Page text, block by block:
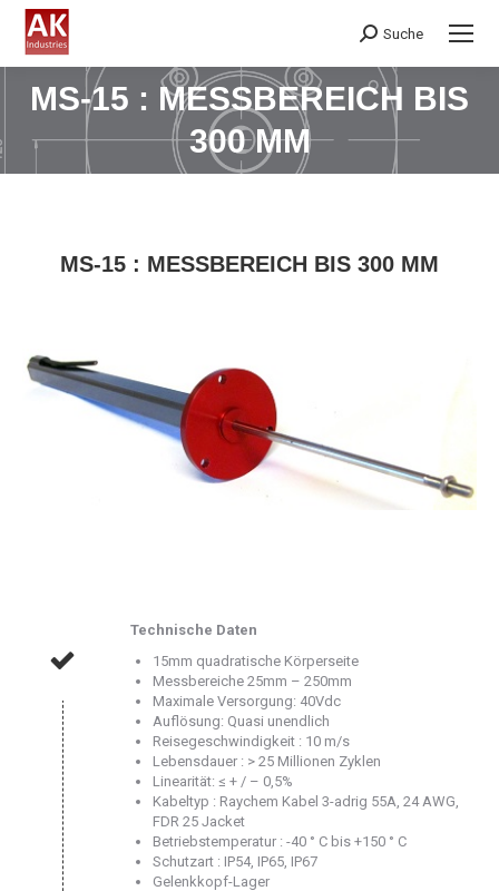
Search:
Suche
MS-15 : MESSBEREICH BIS
300 MM
Sie befinden sich hier:
MS-15 : MESSBEREICH BIS 300 MM
Technische Daten
15mm quadratische Körperseite
Messbereiche 25mm – 250mm
Maximale Versorgung: 40Vdc
Auflösung: Quasi unendlich
Reisegeschwindigkeit : 10 m/s
Lebensdauer : > 25 Millionen Zyklen
Linearität: ≤ + / – 0,5%
Kabeltyp : Raychem Kabel 3-adrig 55A, 24 AWG,
FDR 25 Jacket
Betriebstemperatur : -40 ° C bis +150 ° C
Schutzart : IP54, IP65, IP67
Gelenkkopf-Lager